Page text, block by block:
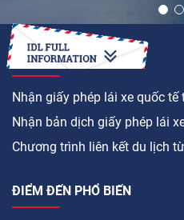
LÀM CÁCH NÀO ĐỂ
Nhận giấy phép lái xe quốc tế
Nhận bản dịch giấy phép lái
Chương trình liên kết du lịch
ĐIỂM ĐẾN PHỔ BIẾN